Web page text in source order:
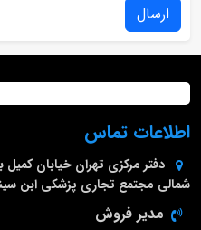
ارسال
اطلاعات تماس
دفتر مرکزی تهران خیابان کمیل
شمالی مجتمع تجاری پزشکی ابن
مدیر فروش